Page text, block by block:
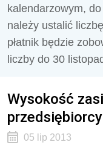
kalendarzowym,
należy ustalić
płatnik będzie
liczby do 30
Wysokość
przedsiębiorcy
05 lip 2013